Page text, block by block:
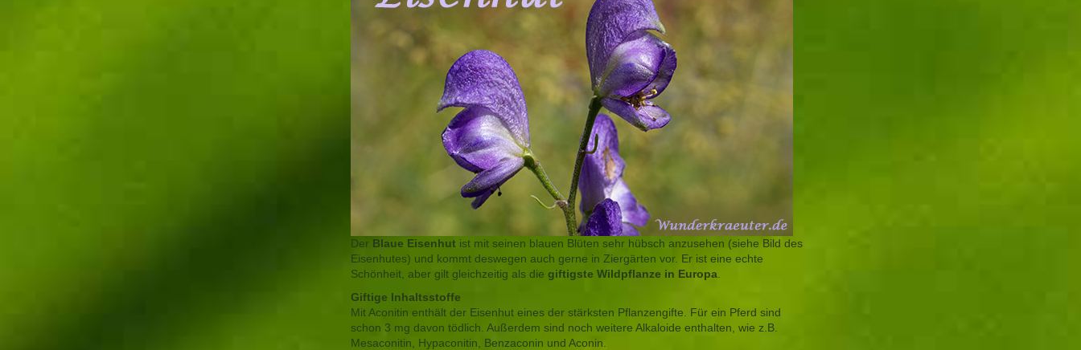
Der Blaue Eisenhut ist mit seinen blauen Blüten sehr hübsch anzusehen (siehe Bild des
Eisenhutes) und kommt deswegen auch gerne in Ziergärten vor. Er ist eine echte
Schönheit, aber gilt gleichzeitig als die giftigste Wildpflanze in Europa
Giftige Inhaltsstoffe
Mit Aconitin enthält der Eisenhut eines der stärksten Pflanzengifte. Für ein Pferd sind
schon 3 mg davon tödlich. Außerdem sind noch weitere Alkaloide enthalten, wie z.B.
Mesaconitin, Hypaconitin, Benzaconin und Aconin.